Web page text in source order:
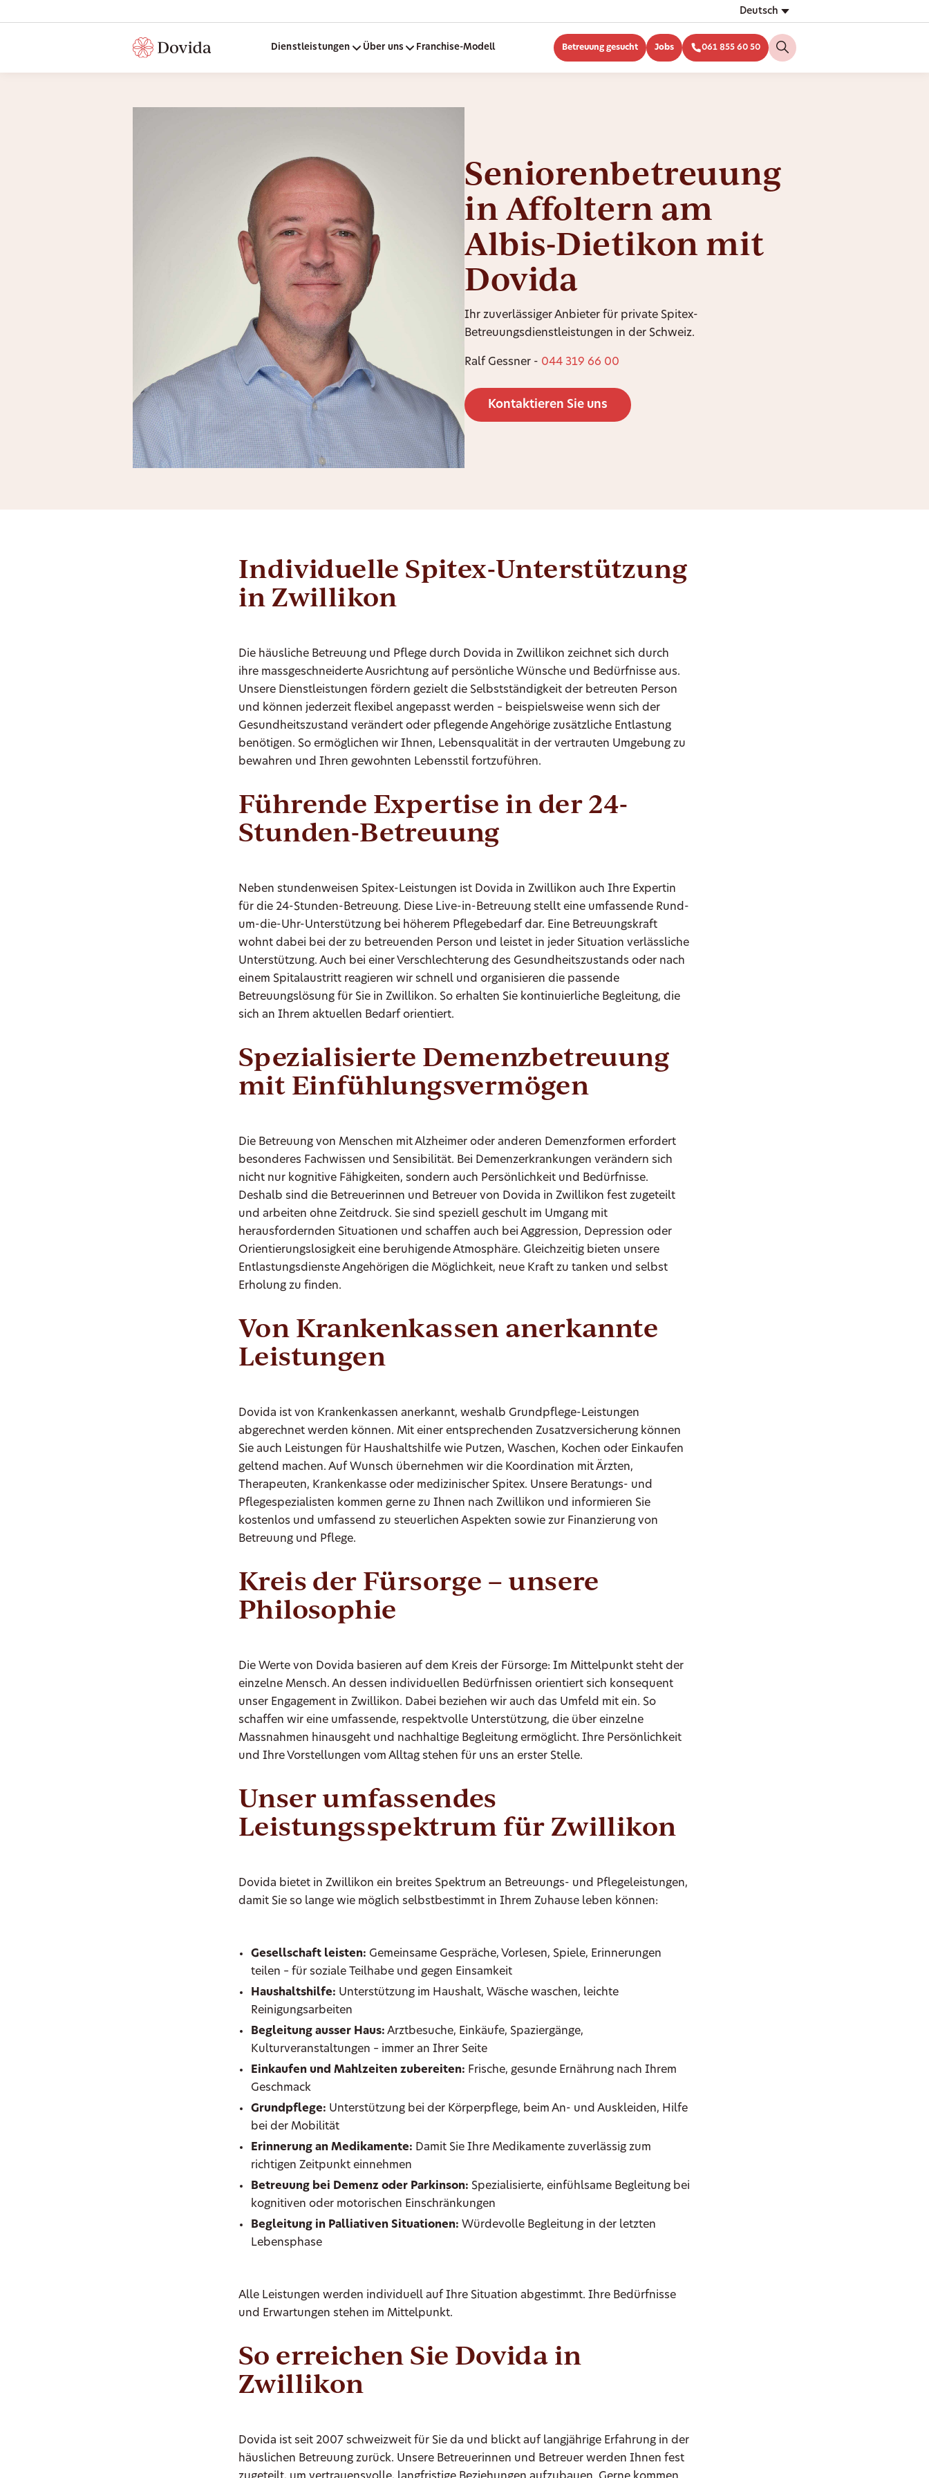
Deutsch
Dienstleistungen Über uns Franchise-Modell Betreuung gesucht Jobs 061 855 60 50
Seniorenbetreuung
in Affoltern am
Albis-Dietikon mit
Dovida
Ihr zuverlässiger Anbieter für private Spitex-
Betreuungsdienstleistungen in der Schweiz.
Ralf Gessner - 044 319 66 00
Kontaktieren Sie uns
Individuelle Spitex-Unterstützung
in Zwillikon
Die häusliche Betreuung und Pflege durch Dovida in Zwillikon zeichnet sich durch
ihre massgeschneiderte Ausrichtung auf persönliche Wünsche und Bedürfnisse aus.
Unsere Dienstleistungen fördern gezielt die Selbstständigkeit der betreuten Person
und können jederzeit flexibel angepasst werden – beispielsweise wenn sich der
Gesundheitszustand verändert oder pflegende Angehörige zusätzliche Entlastung
benötigen. So ermöglichen wir Ihnen, Lebensqualität in der vertrauten Umgebung zu
bewahren und Ihren gewohnten Lebensstil fortzuführen.
Führende Expertise in der 24-
Stunden-Betreuung
Neben stundenweisen Spitex-Leistungen ist Dovida in Zwillikon auch Ihre Expertin
für die 24-Stunden-Betreuung. Diese Live-in-Betreuung stellt eine umfassende Rund-
um-die-Uhr-Unterstützung bei höherem Pflegebedarf dar. Eine Betreuungskraft
wohnt dabei bei der zu betreuenden Person und leistet in jeder Situation verlässliche
Unterstützung. Auch bei einer Verschlechterung des Gesundheitszustands oder nach
einem Spitalaustritt reagieren wir schnell und organisieren die passende
Betreuungslösung für Sie in Zwillikon. So erhalten Sie kontinuierliche Begleitung, die
sich an Ihrem aktuellen Bedarf orientiert.
Spezialisierte Demenzbetreuung
mit Einfühlungsvermögen
Die Betreuung von Menschen mit Alzheimer oder anderen Demenzformen erfordert
besonderes Fachwissen und Sensibilität. Bei Demenzerkrankungen verändern sich
nicht nur kognitive Fähigkeiten, sondern auch Persönlichkeit und Bedürfnisse.
Deshalb sind die Betreuerinnen und Betreuer von Dovida in Zwillikon fest zugeteilt
und arbeiten ohne Zeitdruck. Sie sind speziell geschult im Umgang mit
herausfordernden Situationen und schaffen auch bei Aggression, Depression oder
Orientierungslosigkeit eine beruhigende Atmosphäre. Gleichzeitig bieten unsere
Entlastungsdienste Angehörigen die Möglichkeit, neue Kraft zu tanken und selbst
Erholung zu finden.
Von Krankenkassen anerkannte
Leistungen
Dovida ist von Krankenkassen anerkannt, weshalb Grundpflege-Leistungen
abgerechnet werden können. Mit einer entsprechenden Zusatzversicherung können
Sie auch Leistungen für Haushaltshilfe wie Putzen, Waschen, Kochen oder Einkaufen
geltend machen. Auf Wunsch übernehmen wir die Koordination mit Ärzten,
Therapeuten, Krankenkasse oder medizinischer Spitex. Unsere Beratungs- und
Pflegespezialisten kommen gerne zu Ihnen nach Zwillikon und informieren Sie
kostenlos und umfassend zu steuerlichen Aspekten sowie zur Finanzierung von
Betreuung und Pflege.
Kreis der Fürsorge – unsere
Philosophie
Die Werte von Dovida basieren auf dem Kreis der Fürsorge: Im Mittelpunkt steht der
einzelne Mensch. An dessen individuellen Bedürfnissen orientiert sich konsequent
unser Engagement in Zwillikon. Dabei beziehen wir auch das Umfeld mit ein. So
schaffen wir eine umfassende, respektvolle Unterstützung, die über einzelne
Massnahmen hinausgeht und nachhaltige Begleitung ermöglicht. Ihre Persönlichkeit
und Ihre Vorstellungen vom Alltag stehen für uns an erster Stelle.
Unser umfassendes
Leistungsspektrum für Zwillikon
Dovida bietet in Zwillikon ein breites Spektrum an Betreuungs- und Pflegeleistungen,
damit Sie so lange wie möglich selbstbestimmt in Ihrem Zuhause leben können:
Gesellschaft leisten: Gemeinsame Gespräche, Vorlesen, Spiele, Erinnerungen
teilen – für soziale Teilhabe und gegen Einsamkeit
Haushaltshilfe: Unterstützung im Haushalt, Wäsche waschen, leichte
Reinigungsarbeiten
Begleitung ausser Haus: Arztbesuche, Einkäufe, Spaziergänge,
Kulturveranstaltungen – immer an Ihrer Seite
Einkaufen und Mahlzeiten zubereiten: Frische, gesunde Ernährung nach Ihrem
Geschmack
Grundpflege: Unterstützung bei der Körperpflege, beim An- und Auskleiden, Hilfe
bei der Mobilität
Erinnerung an Medikamente: Damit Sie Ihre Medikamente zuverlässig zum
richtigen Zeitpunkt einnehmen
Betreuung bei Demenz oder Parkinson: Spezialisierte, einfühlsame Begleitung bei
kognitiven oder motorischen Einschränkungen
Begleitung in Palliativen Situationen: Würdevolle Begleitung in der letzten
Lebensphase
Alle Leistungen werden individuell auf Ihre Situation abgestimmt. Ihre Bedürfnisse
und Erwartungen stehen im Mittelpunkt.
So erreichen Sie Dovida in
Zwillikon
Dovida ist seit 2007 schweizweit für Sie da und blickt auf langjährige Erfahrung in der
häuslichen Betreuung zurück. Unsere Betreuerinnen und Betreuer werden Ihnen fest